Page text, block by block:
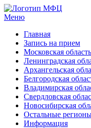
Меню
Главная
Запись на прием
Московская область
Ленинградская
Архангельская
Белгородская
Владимирская
Свердловская
Новосибирская
Остальные
Информация